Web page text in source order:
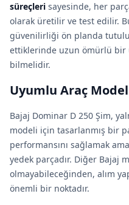
süreçleri sayesinde, her
olarak üretilir ve test edilir.
güvenilirliği ön planda
ettiklerinde uzun ömürlü bir
bilmelidir.
Uyumlu Araç
Bajaj Dominar D 250 Şim,
modeli için tasarlanmış bir
performansını sağlamak
yedek parçadır. Diğer Bajaj
olmayabileceğinden, alım
önemli bir noktadır.